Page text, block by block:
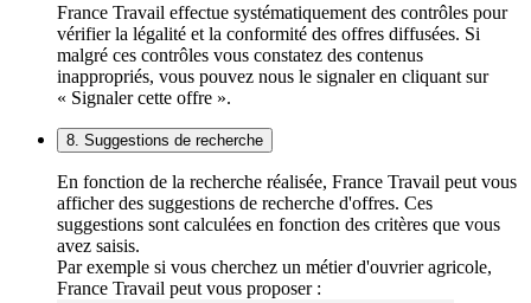
France Travail effectue systématiquement des contrôles pour
vérifier la légalité et la conformité des offres diffusées. Si
malgré ces contrôles vous constatez des contenus
inappropriés, vous pouvez nous le signaler en cliquant sur
« Signaler cette offre ».
8. Suggestions de recherche
En fonction de la recherche réalisée, France Travail peut vous
afficher des suggestions de recherche d'offres. Ces
suggestions sont calculées en fonction des critères que vous
avez saisis.
Par exemple si vous cherchez un métier d'ouvrier agricole,
France Travail peut vous proposer :